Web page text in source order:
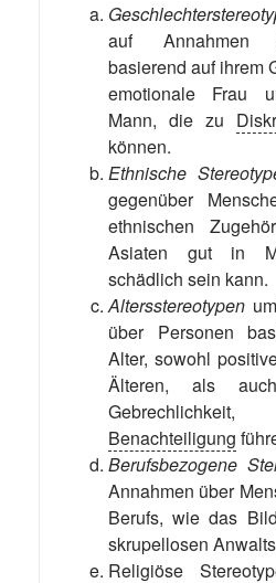
auf Annahmen
basierend auf ihrem
emotionale Frau
Mann, die zu
können.
Ethnische
gegenüber
ethnischen
Asiaten gut in
schädlich sein kann.
Altersstereotypen
über Personen
Alter, sowohl
Älteren, als
Benachteiligung
Berufsbezogene
Annahmen über
Berufs, wie das
skrupellosen
Religiöse